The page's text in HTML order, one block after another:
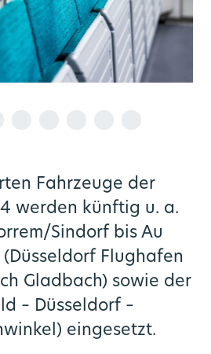
Fahrzeuge der
werden künftig u. a.
Sindorf bis Au
(Düsseldorf Flughafen
Gladbach) sowie der
– Düsseldorf –
eingesetzt.